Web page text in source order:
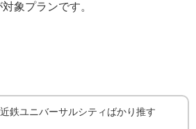
象プランです。
鉄ユニバーサルシティばかり推す